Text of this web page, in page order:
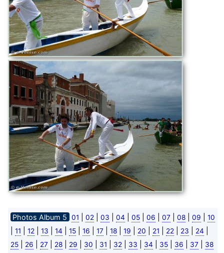
Photos Album 5 01 02 03 04 05| 06 07 08| 09 10
11 12 13 14 15| 16 17 18| 19 20 21 22 23 24
25| 26 27 28| 29 30 31 32 33 34 35| 36 37 38